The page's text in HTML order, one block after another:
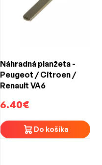
Náhradná planžeta -
Peugeot / Citroen /
Renault VA6
6.40€
Do košíka